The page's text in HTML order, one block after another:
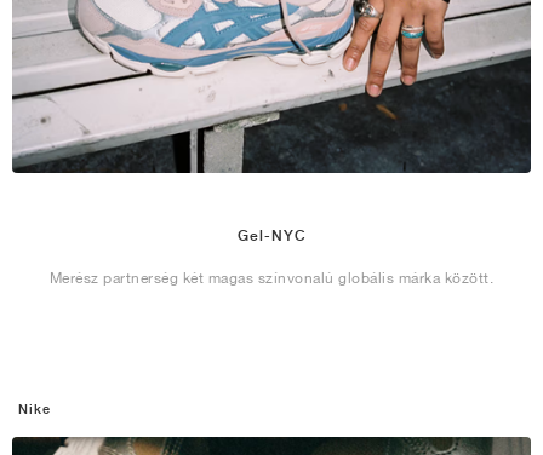
Gel-NYC
Merész partnerség két magas színvonalú globális márka között.
Nike